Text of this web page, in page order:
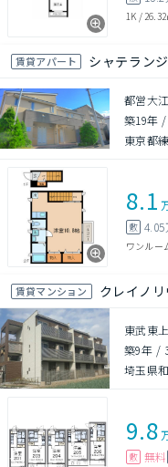
1K /
賃貸アパート シャテラン
都営大
築19年
東京都
8.1
敷
ワンルー
賃貸マンション クレイノ
東武東
築9年 /
埼玉県
9.8
敷 無料